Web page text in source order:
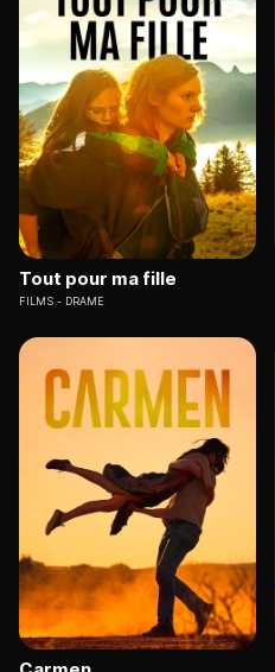
Tout pour ma fille
FILMS DRAME